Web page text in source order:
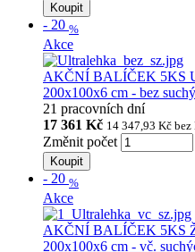
Koupit
- 20 %
Akce
AKČNÍ BALÍČEK 5KS
200x100x6 cm - bez
21 pracovních dní
17 361 Kč 14 347,93 Kč bez
Změnit počet
Koupit
- 20 %
Akce
AKČNÍ BALÍČEK 5KS
200x100x6 cm - vč.